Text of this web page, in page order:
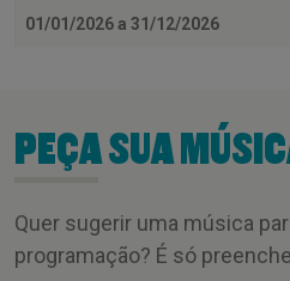
01/01/2026 a 31/12/2026
PEÇA SUA
Quer sugerir uma música
programação? É só